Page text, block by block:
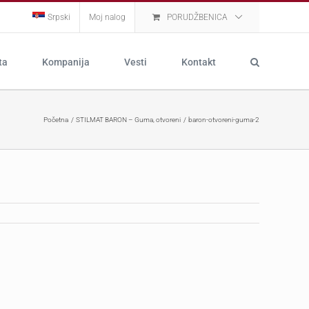
Srpski Moj nalog PORUDŽBENICA
Kompanija Vesti Kontakt
Početna STILMAT BARON – Guma, otvoreni baron-otvoreni-guma-2